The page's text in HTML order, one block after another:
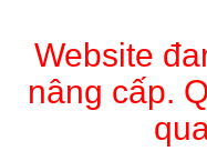
Website
nâng cấp.